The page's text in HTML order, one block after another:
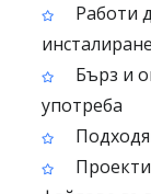
Работи
инсталиране
Бърз и
употреба